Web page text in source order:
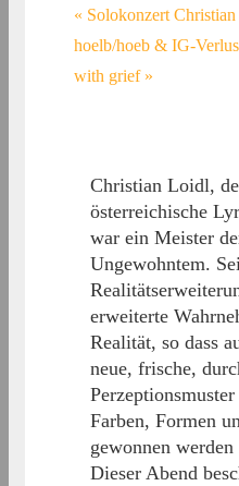
« Solokonzert Christian
hoelb/hoeb & IG-
with grief »
Christian Loidl,
österreichische
war ein Meister
Ungewohntem.
erweiterte
Realität, so dass
neue, frische,
Farben, Formen
gewonnen
Dieser Abend